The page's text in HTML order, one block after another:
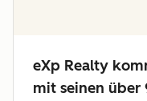
eXp Realty
mit seinen